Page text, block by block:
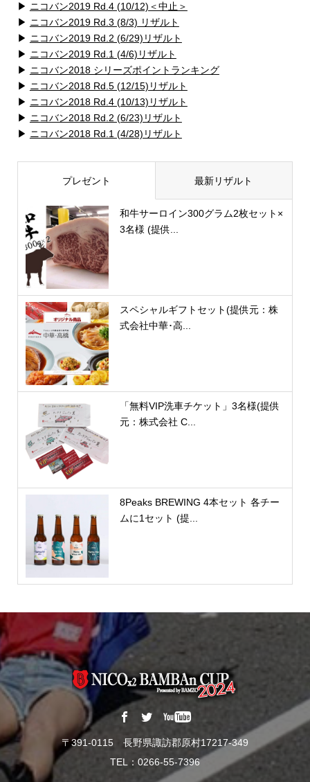
▶ ニコバン2019 Rd.4 (10/12)＜中止＞
▶ ニコバン2019 Rd.3 (8/3) リザルト
▶ ニコバン2019 Rd.2 (6/29)リザルト
▶ ニコバン2019 Rd.1 (4/6)リザルト
▶ ニコバン2018 シリーズポイントランキング
▶ ニコバン2018 Rd.5 (12/15)リザルト
▶ ニコバン2018 Rd.4 (10/13)リザルト
▶ ニコバン2018 Rd.2 (6/23)リザルト
▶ ニコバン2018 Rd.1 (4/28)リザルト
プレゼント 最新リザルト
和牛サーロイン300グラム2枚セット×
3名様 (提供...
スペシャルギフトセット(提供元：株
式会社中華･高...
「無料VIP洗車チケット」3名様(提供
元：株式会社 C...
8Peaks BREWING 4本セット 各チー
ムに1セット (提...
〒391-0115 長野県諏訪郡原村17217-349
TEL：0266-55-7396